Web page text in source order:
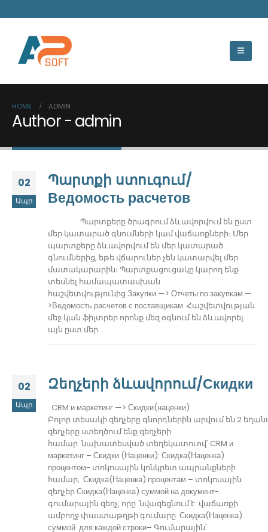
HOME ADMIN
Author - admin
02
Ապր
Պարտքի ստուգում/
Ведомость расчетов
Պարտքերը ծրագրում ձևավորվում են ըստ
մեր կատարած գնումների կամ վաճառքների։ Մեր
պարտքերը ձևավորվում են մեր կատարած
գնումներից, եթե վճարուներ չեն կատարվել մեր
մատակարարին։ Պարտքացուցակը կարող ենք
տեսնել համապատասխան
հաշվետվությունից Закупки —> Отчеты по закупкам —
>Ведомость расчетов с поставщикам Հաշվետվության
մեջ կան ֆիլտրեր որոնք մեզ օգնում են ձևավորել
այն ըստ մեր...
02
Ապր
Զեղչերի ձևավորում/Скидки
CRM и маркетинг —> Скидки(наценки)
Բոլոր տեսակի զեղչերը գնորդներին արվում են 2
զեղչերը ստեղծում ենք զեղչերի
համար նախատեսված տեղեկատուով՝ CRM и
маркетинг – Скидки (Наценки): Скидка(Наценка)
процентом- տոկոսային կոնկրետ ապրանքների
համար, Скидка(Наценка) процентам – տոկոսային
զեղչեր Скидка(Наценка) суммой на документ-
գումարային զեղչ, որը նվազեցնում է վաճառքի
ամբողջ փաստաթղթի գումարը Скидка(Наценка)
суммой для каждой строки– Գումարային՝